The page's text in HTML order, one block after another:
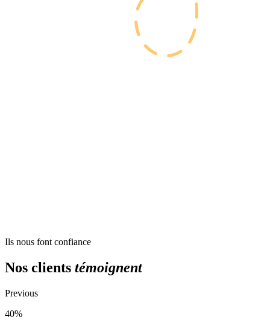
Ils nous font confiance
Nos clients témoignent
Previous
40%